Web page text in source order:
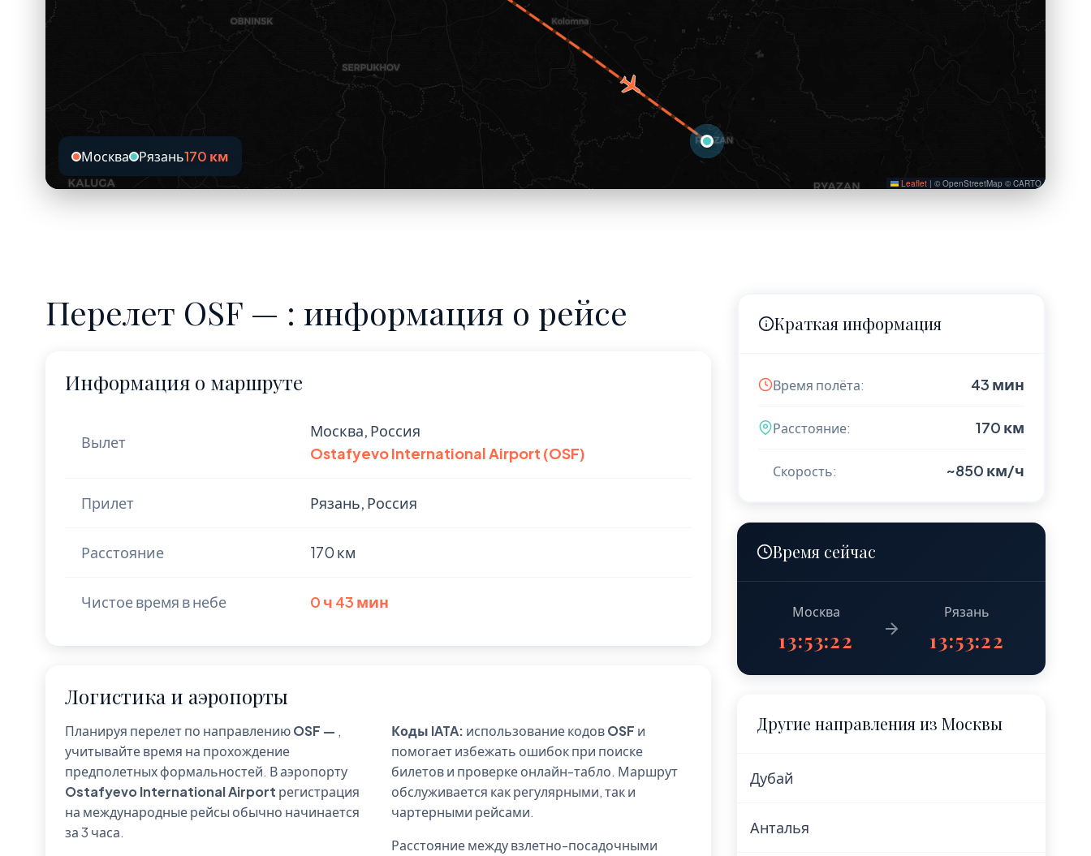
Leaflet | © OpenStreetMap © CARTO
Москва Рязань170 км
Перелет OSF — : информация о рейсе
Информация о маршруте
Вылет
Москва, Россия
Ostafyevo International Airport (OSF)
Прилет Рязань, Россия
Расстояние 170 км
Чистое время в небе 0 ч 43 мин
Логистика и аэропорты
Планируя перелет по направлениюOSF — ,
учитывайте время на прохождение
предполетных формальностей. В аэропорту
Ostafyevo International Airport регистрация
на международные рейсы обычно начинается
за 3 часа.
Коды IATA: использование кодовOSF и
помогает избежать ошибок при поиске
билетов и проверке онлайн-табло. Маршрут
обслуживается как регулярными, так и
чартерными рейсами.
Расстояние между взлетно-посадочными
Краткая информация
Время полёта: 43 мин
Расстояние: 170 км
Скорость: ~850 км/ч
Время сейчас
Москва
13:53:23
Рязань
13:53:23
Другие направления из Москвы
Дубай
Анталья